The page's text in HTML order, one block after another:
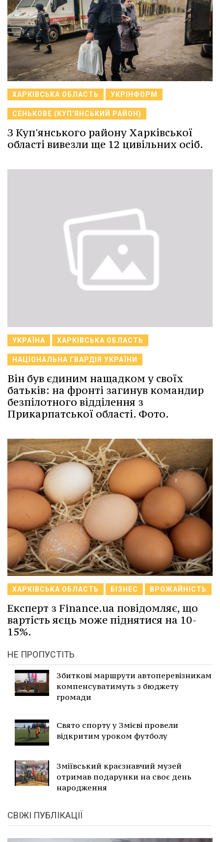
ХАРКІВСЬКА ОБЛАСТЬ УКРІНФОРМ
СЕНЬКОВЕ (КУП'ЯНСЬКИЙ РАЙОН)
З Куп'янського району Харківської
області вивезли ще 12 цивільних осіб.
УКРАЇНА ХАРКІВСЬКА ОБЛАСТЬ
НАЦІОНАЛЬНА ГВАРДІЯ УКРАЇНИ
Він був єдиним нащадком у своїх
батьків: на фронті загинув командир
безпілотного відділення з
Прикарпатської області. Фото.
ХАРКІВСЬКА ОБЛАСТЬ БІЗНЕС ВРОЖАЙНІСТЬ
Експерт з Finance.ua повідомляє, що
вартість яєць може піднятися на 10-
15%.
НЕ ПРОПУСТІТЬ
Збиткові маршрути автоперевізникам
компенсуватимуть з бюджету
громади
Свято спорту у Змієві провели
відкритим уроком футболу
Зміївський краєзнавчий музей
отримав подарунки на своє день
народження
СВІЖІ ПУБЛІКАЦІЇ